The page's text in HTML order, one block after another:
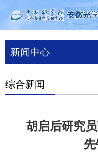
新闻中心
综合新闻
胡启后研究